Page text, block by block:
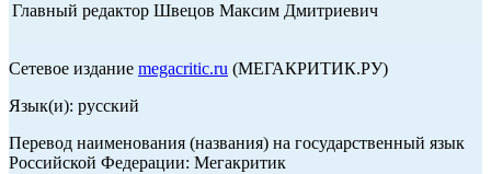
Главный редактор Швецов Максим Дмитриевич
Сетевое издание megacritic.ru (МЕГАКРИТИК.РУ)
Язык(и): русский
Перевод наименования (названия) на государственный язык
Российской Федерации: Мегакритик